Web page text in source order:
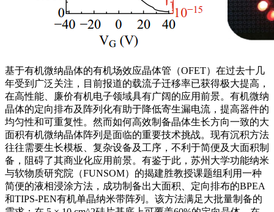
基于有机微纳晶体的有机场效应晶体管（OFET）在过去十几
年受到广泛关注，目前报道的载流子迁移率已获得极大提高，
在高性能、廉价有机电子领域具有广阔的应用前景。有机微纳
晶体的定向排布及阵列化有助于降低寄生漏电流，提高器件的
均匀性和可重复性。然而如何高效制备晶体生长方向一致的大
面积有机微纳晶体阵列是面临的重要技术挑战。现有沉积方法
往往需要生长模板、复杂设备及工序，不利于简便及大面积制
备，阻碍了其商业化应用前景。有鉴于此，苏州大学功能纳米
与软物质研究院（FUNSOM）的揭建胜教授课题组利用一种
简便的液相浸涂方法，成功制备出大面积、定向排布的BPEA
和TIPS-PEN有机单晶纳米带阵列。该方法满足大批量制备的